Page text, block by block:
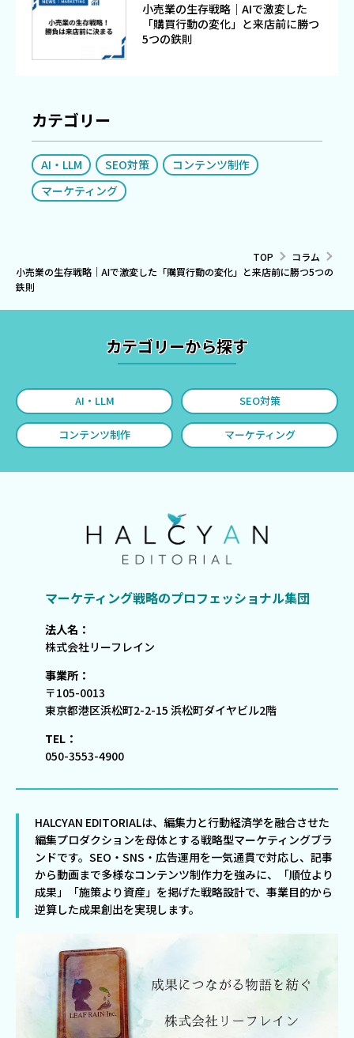
小売業の生存戦略｜AIで激変した
「購買行動の変化」と来店前に勝つ
5つの鉄則
カテゴリー
AI・LLM SEO対策
コンテンツ制作
マーケティング
TOP
コラム
小売業の生存戦略｜AIで激変した「購買行動の変化」と来店前に勝つ5つの
鉄則
カテゴリーから探す
AI・LLM SEO対策
コンテンツ制作 マーケティング
マーケティング戦略のプロフェッショナル集団
法人名：
株式会社リーフレイン
事業所：
〒105-0013
東京都港区浜松町2-2-15 浜松町ダイヤビル2階
TEL：
050-3553-4900
HALCYAN EDITORIALは、編集力と行動経済学を融合させた
編集プロダクションを母体とする戦略型マーケティングブラ
ンドです。SEO・SNS・広告運用を一気通貫で対応し、記事
から動画まで多様なコンテンツ制作力を強みに、「順位より
成果」「施策より資産」を掲げた戦略設計で、事業目的から
逆算した成果創出を実現します。